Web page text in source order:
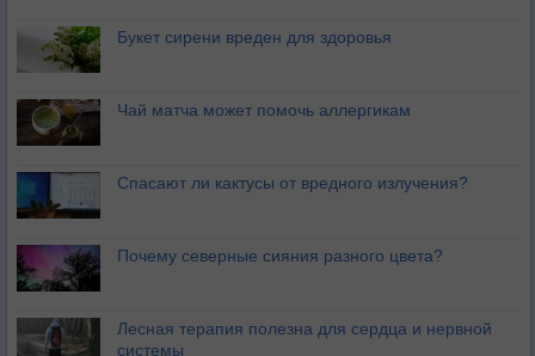
Букет сирени вреден для здоровья
Чай матча может помочь аллергикам
Спасают ли кактусы от вредного излучения?
Почему северные сияния разного цвета?
Лесная терапия полезна для сердца и нервной
системы